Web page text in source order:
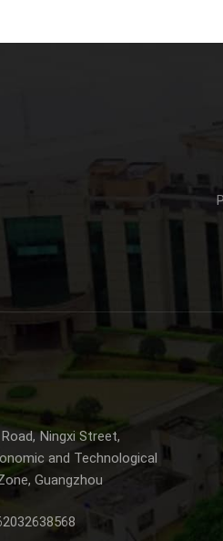
Ningxi Street,
and Technological
Guangzhou